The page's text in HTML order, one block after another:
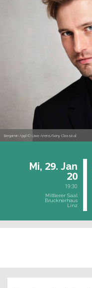
Benjamin Appl © Uwe Arens/Sony Classical
Mi, 29. Jan
20
19:30
Mittlerer Saal
Brucknerhaus
Linz